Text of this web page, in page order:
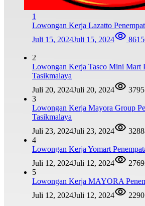
1
Lowongan Kerja Lazatto
Juli 15, 2024Juli 15, 2024
2
Lowongan Kerja Tasco Mini Mart
Tasikmalaya
Juli 20, 2024Juli 20, 2024
3
Lowongan Kerja Mayora Group
Tasikmalaya
Juli 23, 2024Juli 23, 2024
4
Lowongan Kerja Yomart
Juli 12, 2024Juli 12, 2024
5
Lowongan Kerja MAYORA
Juli 12, 2024Juli 12, 2024